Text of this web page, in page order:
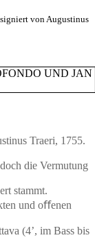
von Augustinus
Traeri, 1755.
die Vermutung
stammt.
und oﬀenen
(4’, im Bass bis